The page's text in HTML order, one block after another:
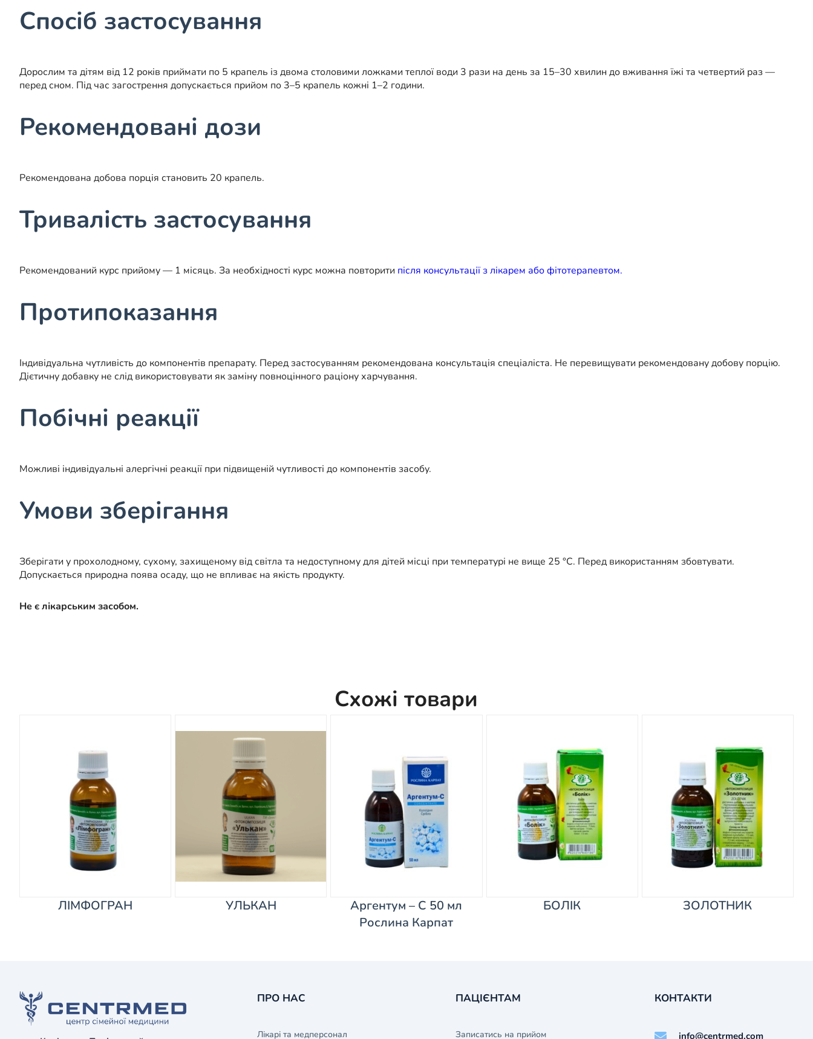
Спосіб застосування
Дорослим та дітям від 12 років приймати по 5 крапель із двома столовими ложками теплої води 3 рази на день за 15–30 хвилин до вживання їжі та четвертий раз —
перед сном. Під час загострення допускається прийом по 3–5 крапель кожні 1–2 години.
Рекомендовані дози
Рекомендована добова порція становить 20 крапель.
Тривалість застосування
Рекомендований курс прийому — 1 місяць. За необхідності курс можна повторити після консультації з лікарем або фітотерапевтом.
Протипоказання
Індивідуальна чутливість до компонентів препарату. Перед застосуванням рекомендована консультація спеціаліста. Не перевищувати рекомендовану добову порцію.
Дієтичну добавку не слід використовувати як заміну повноцінного раціону харчування.
Побічні реакції
Можливі індивідуальні алергічні реакції при підвищеній чутливості до компонентів засобу.
Умови зберігання
Зберігати у прохолодному, сухому, захищеному від світла та недоступному для дітей місці при температурі не вище 25 °С. Перед використанням збовтувати.
Допускається природна поява осаду, що не впливає на якість продукту.
Не є лікарським засобом.
Схожі товари
ЛІМФОГРАН УЛЬКАН
Аргентум – С 50 мл
Рослина Карпат
БОЛІК ЗОЛОТНИК
ПРО НАС
Лікарі та медперсонал
ПАЦІЄНТАМ
Записатись на прийом
КОНТАКТИ
info@centrmed.com